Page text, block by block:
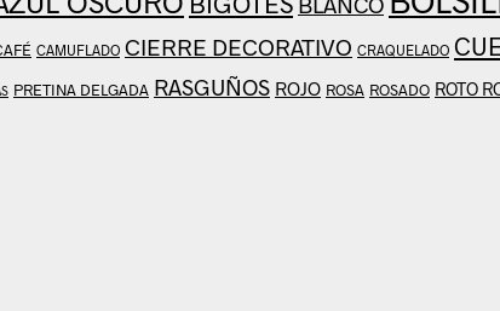
CAMUFLADO CIERRE DECORATIVO CRAQUELADO
PRETINA DELGADA RASGUÑOS ROJO ROSA ROSADO ROTO